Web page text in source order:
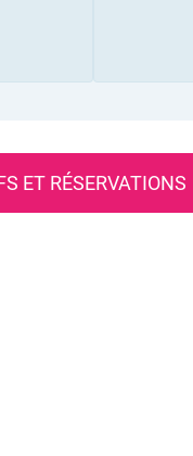
ET RÉSERVATIONS